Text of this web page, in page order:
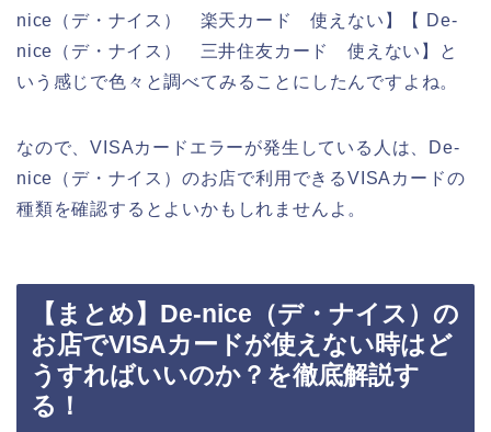
nice（デ・ナイス） 楽天カード 使えない】【 De-
nice（デ・ナイス） 三井住友カード 使えない】と
いう感じで色々と調べてみることにしたんですよね。
なので、VISAカードエラーが発生している人は、De-
nice（デ・ナイス）のお店で利用できるVISAカードの
種類を確認するとよいかもしれませんよ。
【まとめ】De-nice（デ・ナイス）の
お店でVISAカードが使えない時はど
うすればいいのか？を徹底解説す
る！